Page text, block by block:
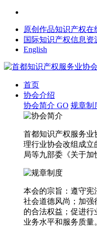
原创作品知识产权在
国际知识产权信息资
English
首页
协会介绍
协会简介 GO 规章制
首都知识产权服务业
理行业协会改组成立
局等九部委《关于
本会的宗旨：遵守宪
社会道德风尚；加强
的合法权益；促进
业务水平和服务质量